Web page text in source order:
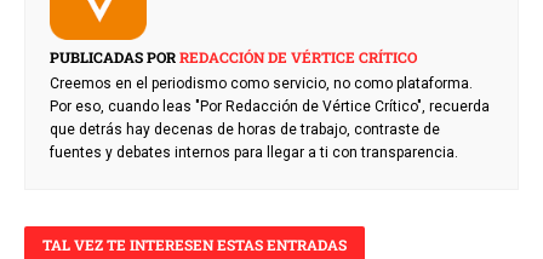
PUBLICADAS PORREDACCIÓN DE VÉRTICE CRÍTICO
Creemos en el periodismo como servicio, no como plataforma.
Por eso, cuando leas "Por Redacción de Vértice Crítico", recuerda
que detrás hay decenas de horas de trabajo, contraste de
fuentes y debates internos para llegar a ti con transparencia.
TAL VEZ TE INTERESEN ESTAS ENTRADAS